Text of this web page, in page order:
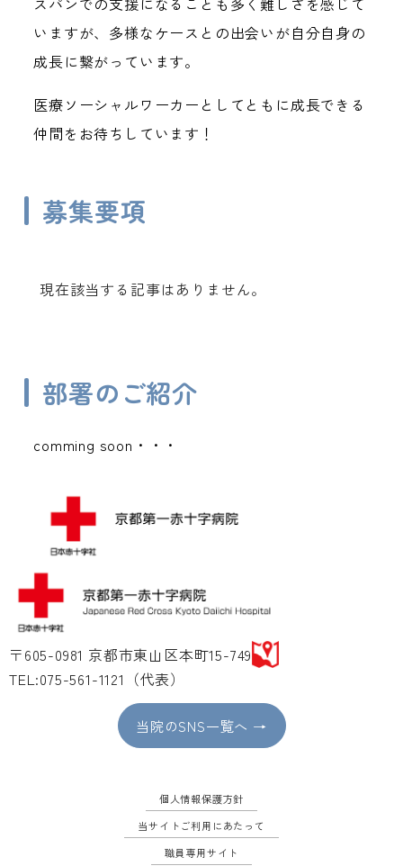
いますが、多様なケースとの出会いが自分自身の
成長に繋がっています。
医療ソーシャルワーカーとしてともに成長できる
仲間をお待ちしています！
募集要項
現在該当する記事はありません。
部署のご紹介
comming soon・・・
〒605-0981 京都市東山区本町15-749
TEL:075-561-1121（代表）
当院のSNS一覧へ →
個人情報保護方針
当サイトご利用にあたって
職員専用サイト